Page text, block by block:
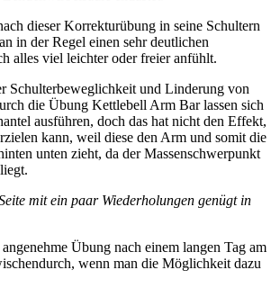
dieser Korrekturübung in seine Schultern
in der Regel einen sehr deutlichen
alles viel leichter oder freier anfühlt.
Schulterbeweglichkeit und Linderung von
die Übung Kettlebell Arm Bar lassen sich
ausführen, doch das hat nicht den Effekt,
kann, weil diese den Arm und somit die
unten zieht, da der Massenschwerpunkt
mit ein paar Wiederholungen genügt in
Übung nach einem langen Tag am
wenn man die Möglichkeit dazu